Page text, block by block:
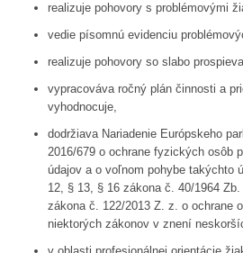
realizuje pohovory s problémovými
vedie písomnú evidenciu
realizuje pohovory so slabo
vypracováva ročný plán činnosti a
vyhodnocuje,
dodržiava Nariadenie Európskeho
2016/679 o ochrane fyzických osôb
údajov a o voľnom pohybe takýchto
12, § 13, § 16 zákona č. 40/1964
zákona č. 122/2013 Z. z. o ochrane
niektorých zákonov v znení